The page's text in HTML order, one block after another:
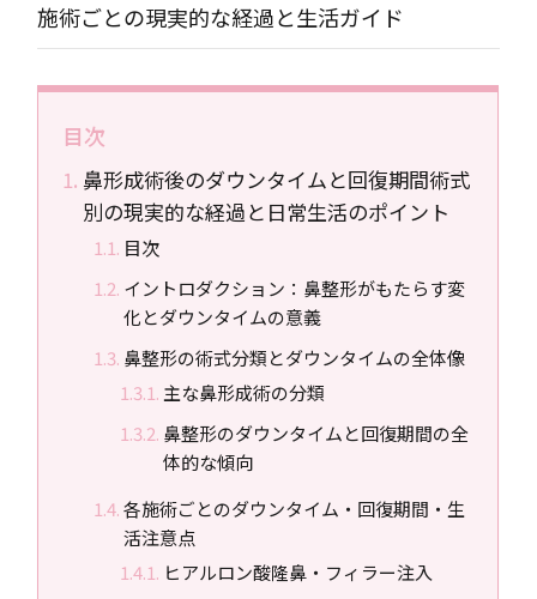
施術ごとの現実的な経過と生活ガイド
目次
鼻形成術後のダウンタイムと回復期間――術式
別の現実的な経過と日常生活のポイント
目次
イントロダクション：鼻整形がもたらす変
化とダウンタイムの意義
鼻整形の術式分類とダウンタイムの全体像
主な鼻形成術の分類
鼻整形のダウンタイムと回復期間の全
体的な傾向
各施術ごとのダウンタイム・回復期間・生
活注意点
ヒアルロン酸隆鼻・フィラー注入